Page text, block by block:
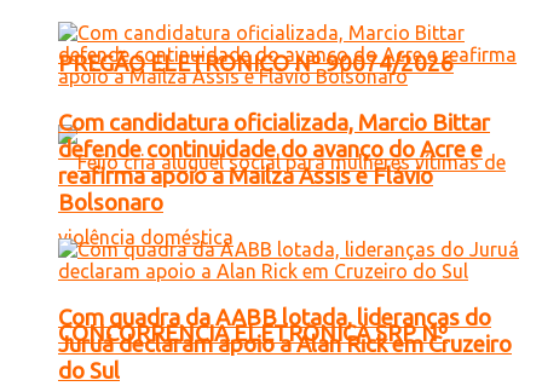
PREGÃO ELETRONICO Nº 90074/2026
CONCORRENCIA ELETRONICA SRP Nº
Com candidatura oficializada, Marcio Bittar
defende continuidade do avanço do Acre e
reafirma apoio a Mailza Assis e Flávio
Bolsonaro
Com quadra da AABB lotada, lideranças do
Juruá declaram apoio a Alan Rick em Cruzeiro
do Sul